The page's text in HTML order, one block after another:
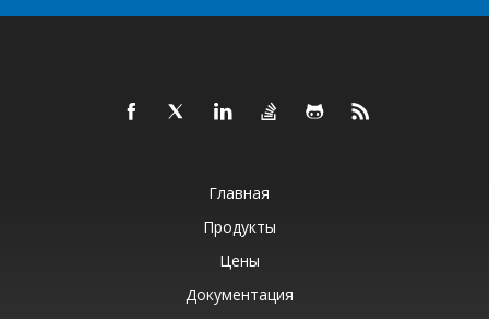
Главная
Продукты
Цены
Документация